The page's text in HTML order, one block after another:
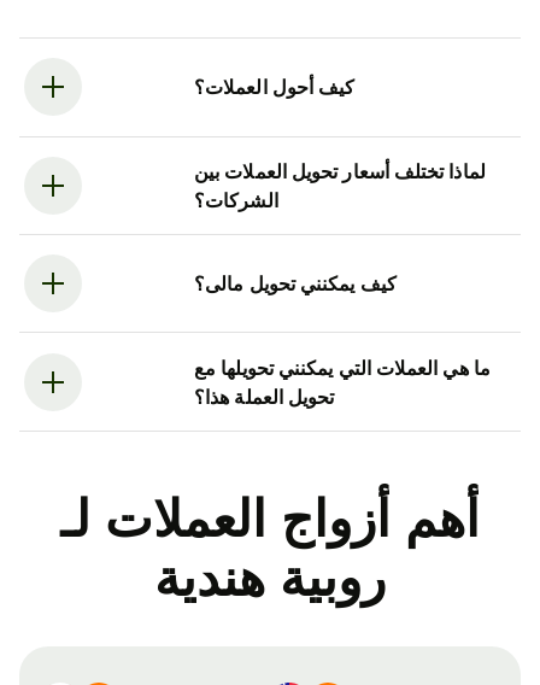
كيف أحول العملات؟
لماذا تختلف أسعار تحويل العملات بين
الشركات؟
كيف يمكنني تحويل مالى؟
ما هي العملات التي يمكنني تحويلها مع
تحويل العملة هذا؟
أهم أزواج العملات لـ
روبية هندية